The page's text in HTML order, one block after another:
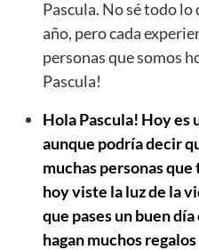
Pascula. No sé todo
año, pero cada
personas que somos
Pascula!
Hola Pascula! Hoy es
aunque podría decir
muchas personas
hoy viste la luz de la
que pases un buen
hagan muchos